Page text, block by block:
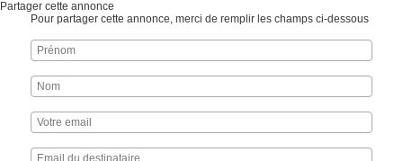
Partager cette annonce
Pour partager cette annonce, merci de remplir les champs ci-dessous